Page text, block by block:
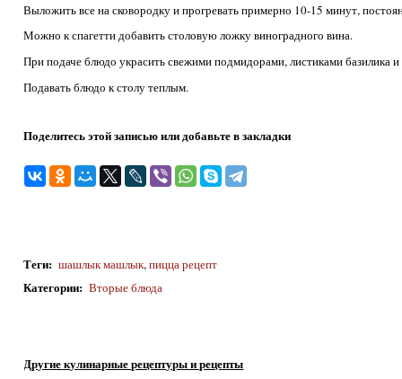
Выложить все на сковородку и прогревать примерно 10-15 минут,
Можно к спагетти добавить столовую ложку виноградного вина.
При подаче блюдо украсить свежими подмидорами, лис­тиками базилика
Подавать блюдо к столу теплым.
Поделитесь этой записью или добавьте в закладки
Теги: шашлык машлык, пицца рецепт
Категории: Вторые блюда
Другие кулинарные рецептуры и рецепты